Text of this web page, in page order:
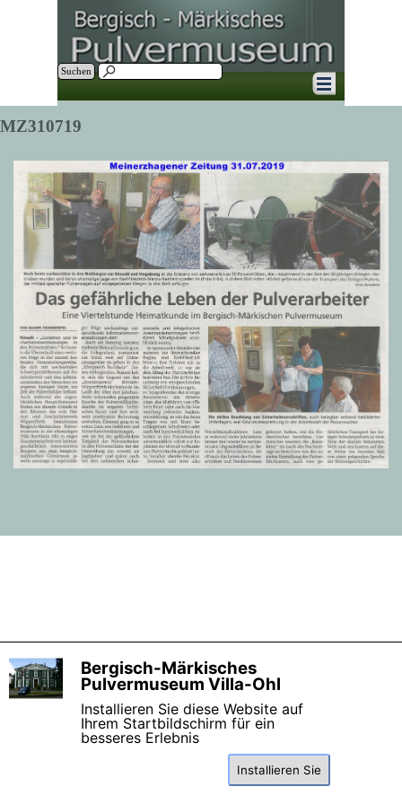
Direkt zum Seiteninhalt
Suchen
Menü überspringen
MZ310719
Bergisch-Märkisches
Pulvermuseum Villa-Ohl
Installieren Sie diese Website auf
Ihrem Startbildschirm für ein
besseres Erlebnis
Installieren Sie
X